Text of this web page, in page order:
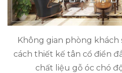
Không gian phòng khách
cách thiết kế tân cổ điển
chất liệu gỗ óc chó